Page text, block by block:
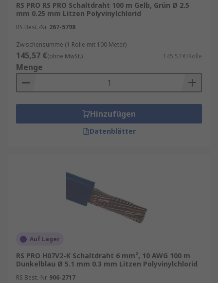
RS PRO RS PRO Schaltdraht 100 m Gelb, Grün Ø 2.5
mm 0.25 mm Litzen Polyvinylchlorid
RS Best.-Nr. 267-5798
Zwischensumme (1 Rolle mit 100 Meter)
145,57 €(ohne MwSt.) 145,57 €/Rolle
Menge
Hinzufügen
Datenblätter
Auf Lager
RS PRO H07V2-K Schaltdraht 6 mm², 10 AWG 100 m
Dunkelblau Ø 5.1 mm 0.3 mm Litzen Polyvinylchlorid
RS Best.-Nr. 906-2717